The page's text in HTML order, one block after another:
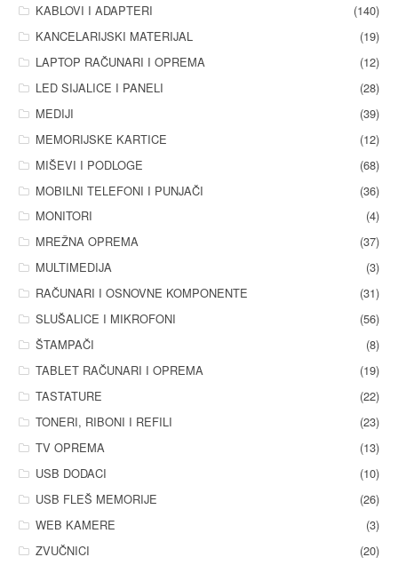
KABLOVI I ADAPTERI
(140)
KANCELARIJSKI MATERIJAL
(19)
LAPTOP RAČUNARI I OPREMA
(12)
LED SIJALICE I PANELI
(28)
MEDIJI
(39)
MEMORIJSKE KARTICE
(12)
MIŠEVI I PODLOGE
(68)
MOBILNI TELEFONI I PUNJAČI
(36)
MONITORI
(4)
MREŽNA OPREMA
(37)
MULTIMEDIJA
(3)
RAČUNARI I OSNOVNE KOMPONENTE
(31)
SLUŠALICE I MIKROFONI
(56)
ŠTAMPAČI
(8)
TABLET RAČUNARI I OPREMA
(19)
TASTATURE
(22)
TONERI, RIBONI I REFILI
(23)
TV OPREMA
(13)
USB DODACI
(10)
USB FLEŠ MEMORIJE
(26)
WEB KAMERE
(3)
ZVUČNICI
(20)